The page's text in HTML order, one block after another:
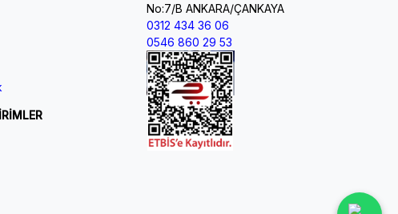
No:7/B ANKARA/ÇANKAYA
0312 434 36 06
0546 860 29 53